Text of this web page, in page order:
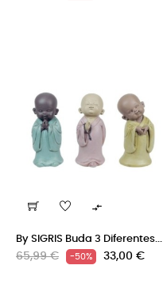

By SIGRIS Buda 3 Diferentes...
Precio
65,99 € -50% Precio
33,00 €